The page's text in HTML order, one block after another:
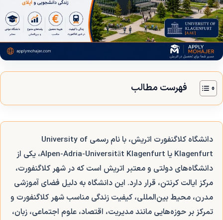
فهرست مطالب
دانشگاه کلاگنفورت اتریش، با نام رسمی University of
Klagenfurt یا Alpen-Adria-Universität Klagenfurt، یکی از
دانشگاه‌های دولتی و معتبر اتریش است که در شهر کلاگنفورت،
مرکز ایالت کرنتن، قرار دارد. این دانشگاه به دلیل فضای آموزشی
مدرن، محیط بین‌المللی، کیفیت زندگی مناسب شهر کلاگنفورت و
تمرکز بر حوزه‌هایی مانند مدیریت، اقتصاد، علوم اجتماعی، زبان،